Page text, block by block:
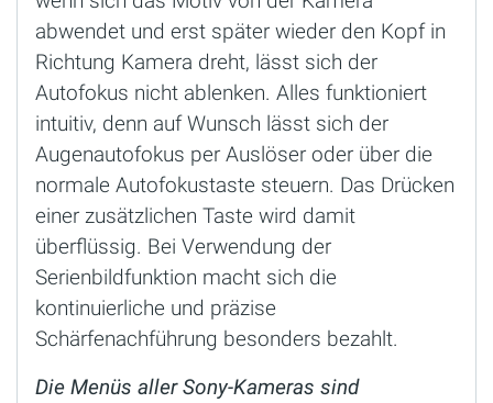
abwendet und erst später wieder den Kopf in
Richtung Kamera dreht, lässt sich der
Autofokus nicht ablenken. Alles funktioniert
intuitiv, denn auf Wunsch lässt sich der
Augenautofokus per Auslöser oder über die
normale Autofokustaste steuern. Das Drücken
einer zusätzlichen Taste wird damit
überflüssig. Bei Verwendung der
Serienbildfunktion macht sich die
kontinuierliche und präzise
Schärfenachführung besonders bezahlt.
Die Menüs aller Sony-Kameras sind